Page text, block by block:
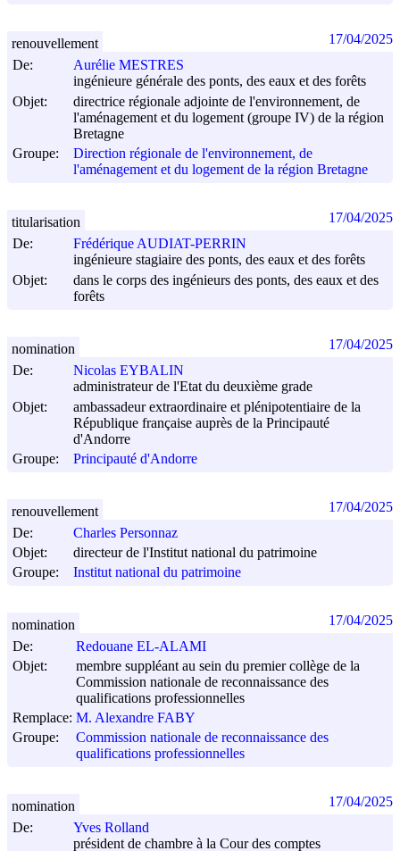
De:
Aurélie MESTRES
ingénieure générale des ponts, des eaux et des forêts
Objet:
directrice régionale adjointe de l'environnement, de
l'aménagement et du logement (groupe IV) de la région
Bretagne
Groupe:
Direction régionale de l'environnement, de
l'aménagement et du logement de la région Bretagne
renouvellement 17/04/2025
De:
Frédérique AUDIAT-PERRIN
ingénieure stagiaire des ponts, des eaux et des forêts
Objet:
dans le corps des ingénieurs des ponts, des eaux et des
forêts
titularisation 17/04/2025
De:
Nicolas EYBALIN
administrateur de l'Etat du deuxième grade
Objet:
ambassadeur extraordinaire et plénipotentiaire de la
République française auprès de la Principauté
d'Andorre
Groupe:
Principauté d'Andorre
nomination 17/04/2025
De:
Charles Personnaz
Objet:
directeur de l'Institut national du patrimoine
Groupe:
Institut national du patrimoine
renouvellement 17/04/2025
De:
Redouane EL-ALAMI
Objet:
membre suppléant au sein du premier collège de la
Commission nationale de reconnaissance des
qualifications professionnelles
Remplace: M. Alexandre FABY
Groupe:
Commission nationale de reconnaissance des
qualifications professionnelles
nomination 17/04/2025
De:
Yves Rolland
président de chambre à la Cour des comptes
nomination 17/04/2025